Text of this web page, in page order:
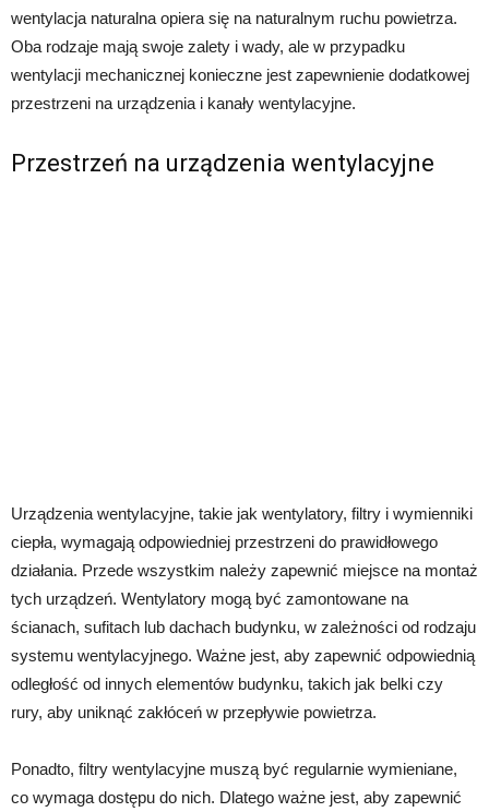
wentylacja naturalna opiera się na naturalnym ruchu powietrza.
Oba rodzaje mają swoje zalety i wady, ale w przypadku
wentylacji mechanicznej konieczne jest zapewnienie dodatkowej
przestrzeni na urządzenia i kanały wentylacyjne.
Przestrzeń na urządzenia wentylacyjne
Urządzenia wentylacyjne, takie jak wentylatory, filtry i wymienniki
ciepła, wymagają odpowiedniej przestrzeni do prawidłowego
działania. Przede wszystkim należy zapewnić miejsce na montaż
tych urządzeń. Wentylatory mogą być zamontowane na
ścianach, sufitach lub dachach budynku, w zależności od rodzaju
systemu wentylacyjnego. Ważne jest, aby zapewnić odpowiednią
odległość od innych elementów budynku, takich jak belki czy
rury, aby uniknąć zakłóceń w przepływie powietrza.
Ponadto, filtry wentylacyjne muszą być regularnie wymieniane,
co wymaga dostępu do nich. Dlatego ważne jest, aby zapewnić